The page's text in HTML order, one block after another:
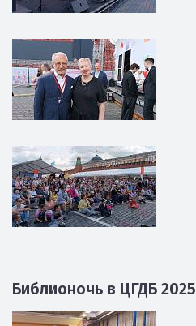
Библионочь в ЦГДБ 2025